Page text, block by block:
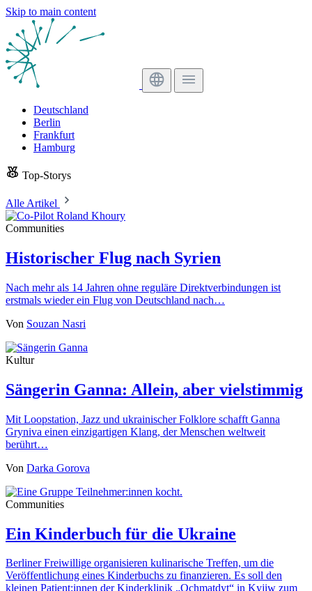
Skip to main content
Deutschland
Berlin
Frankfurt
Hamburg
Top-Storys
Alle Artikel
Communities
Historischer Flug nach Syrien
Nach mehr als 14 Jahren ohne reguläre Direktverbindungen ist
erstmals wieder ein Flug von Deutschland nach…
Von Souzan Nasri
Kultur
Sängerin Ganna: Allein, aber vielstimmig
Mit Loopstation, Jazz und ukrainischer Folklore schafft Ganna
Gryniva einen einzigartigen Klang, der Menschen weltweit
berührt…
Von Darka Gorova
Communities
Ein Kinderbuch für die Ukraine
Berliner Freiwillige organisieren kulinarische Treffen, um die
Veröffentlichung eines Kinderbuchs zu finanzieren. Es soll den
kleinen Patient:innen der Kinderklinik „Ochmatdyt“ in Kyjiw zum